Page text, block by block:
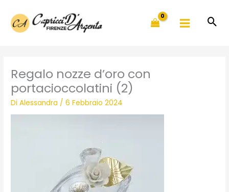
contenuto
Regalo nozze d’oro con
portacioccolatini (2)
DiAlessandra /6 Febbraio 2024